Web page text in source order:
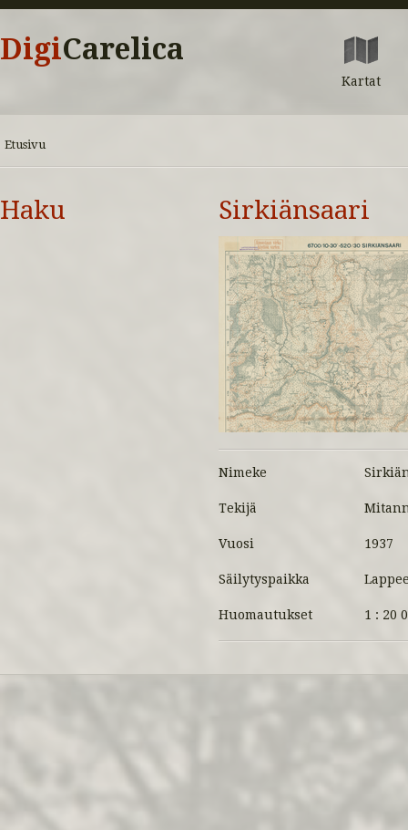
DigiCarelica
Kartat
Etusivu
Haku Sirkiänsaari
Nimeke
Tekijä
Vuosi 1937
Säilytyspaikka
Huomautukset 1 : 20